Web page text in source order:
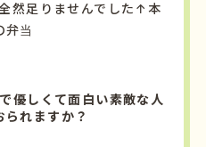
然足りませんでした↑本
弁当
優しくて面白い素敵な人
られますか？